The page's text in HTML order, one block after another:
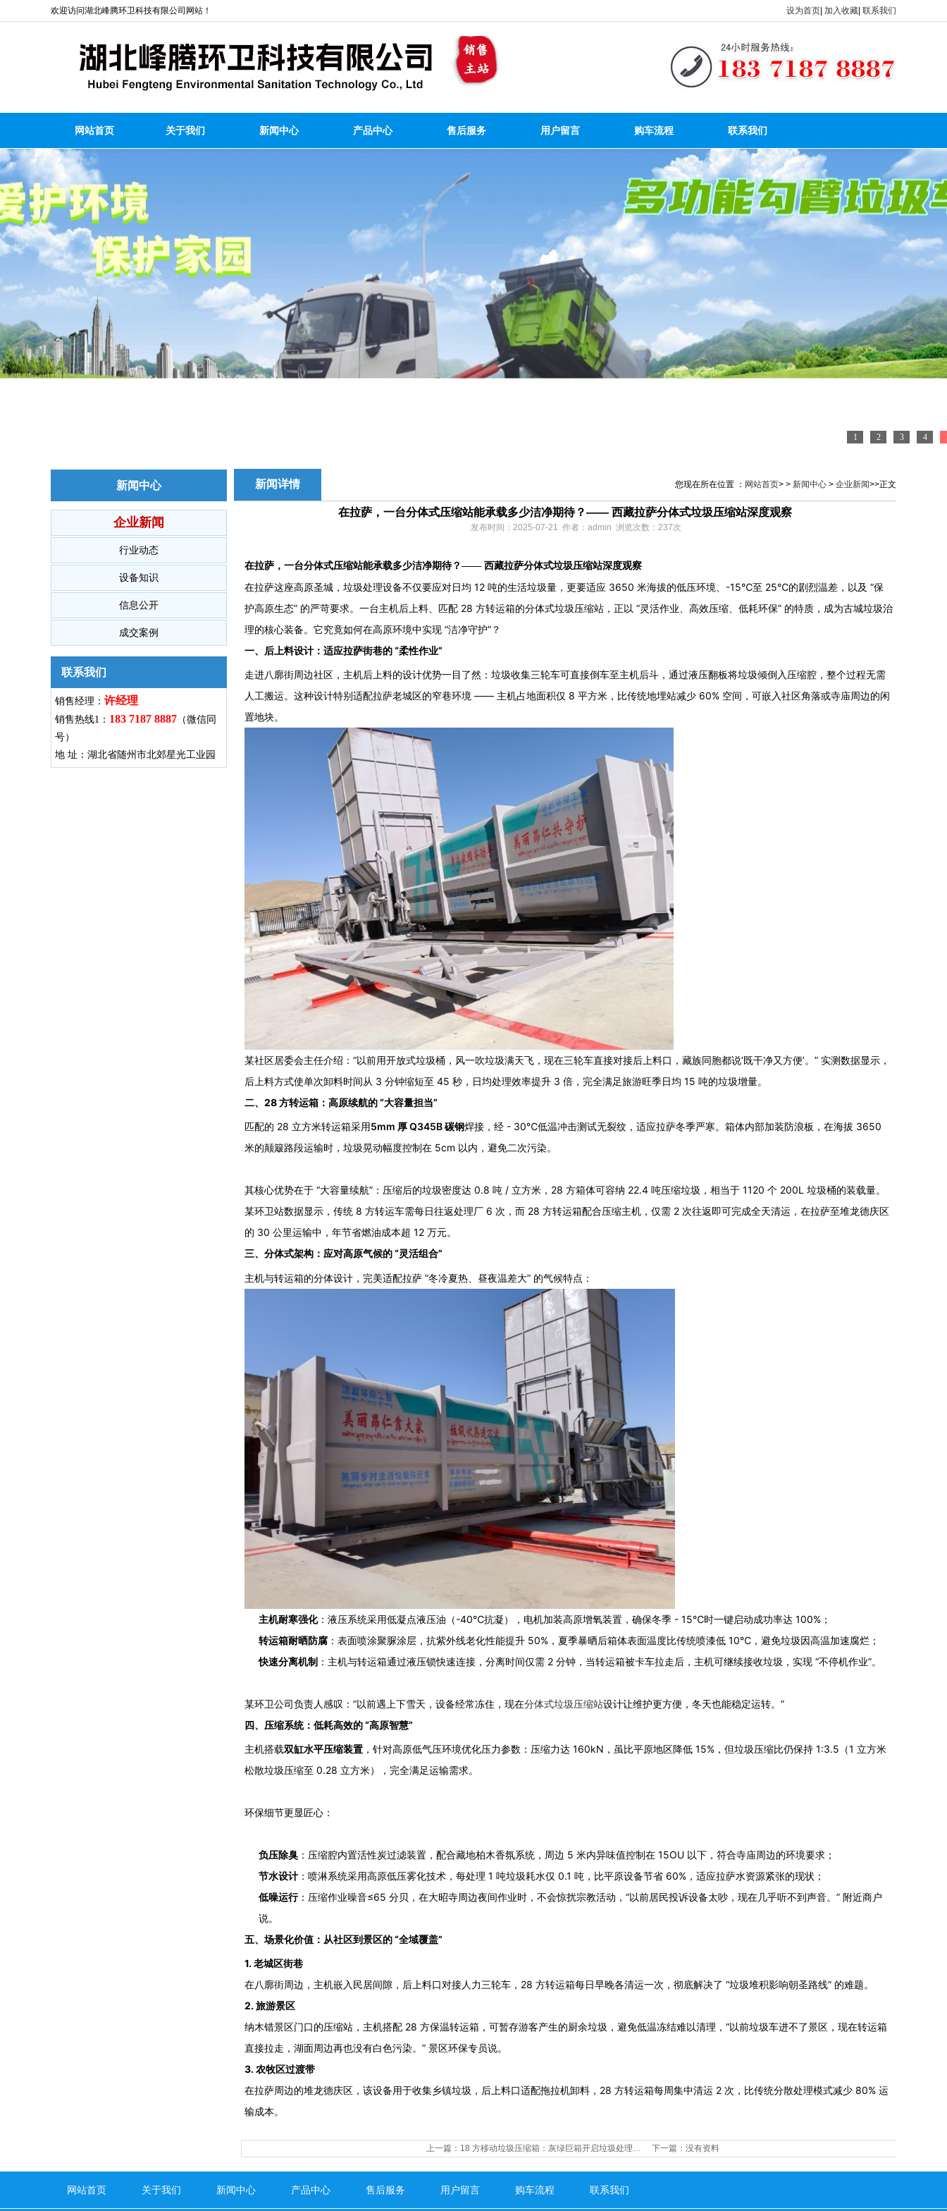
欢迎访问湖北峰腾环卫科技有限公司网站！ 设为首页 加入收藏 联系我们
网站首页 关于我们 新闻中心 产品中心 售后服务 用户留言 购车流程 联系我们
4
3
2
1
新闻中心
企业新闻
行业动态
设备知识
信息公开
成交案例
联系我们
销售经理： 许经理
销售热线1： 183 7187 8887 （微信同
号）
地 址：湖北省随州市北郊星光工业园
新闻详情 您现在所在位置 ： 网站首页> > 新闻中心 > 企业新闻>>正文
在拉萨，一台分体式压缩站能承载多少洁净期待？—— 西藏拉萨分体式垃圾压缩站深度观察
发布时间：2025-07-21 作者：admin 浏览次数： 237次
在拉萨，一台分体式压缩站能承载多少洁净期待？—— 西藏拉萨分体式垃圾压缩站深度观察
在拉萨这座高原圣城，垃圾处理设备不仅要应对日均 12 吨的生活垃圾量，更要适应 3650 米海拔的低压环境、-15℃至 25℃的剧烈温差，以及 “保
护高原生态” 的严苛要求。一台主机后上料、匹配 28 方转运箱的分体式垃圾压缩站，正以 “灵活作业、高效压缩、低耗环保” 的特质，成为古城垃圾治
理的核心装备。它究竟如何在高原环境中实现 “洁净守护”？
一、后上料设计：适应拉萨街巷的 “柔性作业”
走进八廓街周边社区，主机后上料的设计优势一目了然：垃圾收集三轮车可直接倒车至主机后斗，通过液压翻板将垃圾倾倒入压缩腔，整个过程无需
人工搬运。这种设计特别适配拉萨老城区的窄巷环境 —— 主机占地面积仅 8 平方米，比传统地埋站减少 60% 空间，可嵌入社区角落或寺庙周边的闲
置地块。
某社区居委会主任介绍：“以前用开放式垃圾桶，风一吹垃圾满天飞，现在三轮车直接对接后上料口，藏族同胞都说‘既干净又方便’。” 实测数据显示，
后上料方式使单次卸料时间从 3 分钟缩短至 45 秒，日均处理效率提升 3 倍，完全满足旅游旺季日均 15 吨的垃圾增量。
二、28 方转运箱：高原续航的 “大容量担当”
匹配的 28 立方米转运箱采用5mm 厚 Q345B 碳钢焊接，经 - 30℃低温冲击测试无裂纹，适应拉萨冬季严寒。箱体内部加装防浪板，在海拔 3650
米的颠簸路段运输时，垃圾晃动幅度控制在 5cm 以内，避免二次污染。
其核心优势在于 “大容量续航”：压缩后的垃圾密度达 0.8 吨 / 立方米，28 方箱体可容纳 22.4 吨压缩垃圾，相当于 1120 个 200L 垃圾桶的装载量。
某环卫站数据显示，传统 8 方转运车需每日往返处理厂 6 次，而 28 方转运箱配合压缩主机，仅需 2 次往返即可完成全天清运，在拉萨至堆龙德庆区
的 30 公里运输中，年节省燃油成本超 12 万元。
三、分体式架构：应对高原气候的 “灵活组合”
主机与转运箱的分体设计，完美适配拉萨 “冬冷夏热、昼夜温差大” 的气候特点：
主机耐寒强化：液压系统采用低凝点液压油（-40℃抗凝），电机加装高原增氧装置，确保冬季 - 15℃时一键启动成功率达 100%；
转运箱耐晒防腐 ：表面喷涂聚脲涂层，抗紫外线老化性能提升 50%，夏季暴晒后箱体表面温度比传统喷漆低 10℃，避免垃圾因高温加速腐烂；
快速分离机制 ：主机与转运箱通过液压锁快速连接，分离时间仅需 2 分钟，当转运箱被卡车拉走后，主机可继续接收垃圾，实现 “不停机作业”。
某环卫公司负责人感叹：“以前遇上下雪天，设备经常冻住，现在分体式垃圾压缩站设计让维护更方便，冬天也能稳定运转。”
四、压缩系统：低耗高效的 “高原智慧”
主机搭载双缸水平压缩装置 ，针对高原低气压环境优化压力参数：压缩力达 160kN，虽比平原地区降低 15%，但垃圾压缩比仍保持 1:3.5（1 立方米
松散垃圾压缩至 0.28 立方米），完全满足运输需求。
环保细节更显匠心：
负压除臭 ：压缩腔内置活性炭过滤装置，配合藏地柏木香氛系统，周边 5 米内异味值控制在 15OU 以下，符合寺庙周边的环境要求；
节水设计 ：喷淋系统采用高原低压雾化技术，每处理 1 吨垃圾耗水仅 0.1 吨，比平原设备节省 60%，适应拉萨水资源紧张的现状；
低噪运行：压缩作业噪音≤65 分贝，在大昭寺周边夜间作业时，不会惊扰宗教活动，“以前居民投诉设备太吵，现在几乎听不到声音。” 附近商户
说。
五、场景化价值：从社区到景区的 “全域覆盖”
1. 老城区街巷
在八廓街周边，主机嵌入民居间隙，后上料口对接人力三轮车，28 方转运箱每日早晚各清运一次，彻底解决了 “垃圾堆积影响朝圣路线” 的难题。
2. 旅游景区
纳木错景区门口的压缩站，主机搭配 28 方保温转运箱，可暂存游客产生的厨余垃圾，避免低温冻结难以清理，“以前垃圾车进不了景区，现在转运箱
直接拉走，湖面周边再也没有白色污染。” 景区环保专员说。
3. 农牧区过渡带
在拉萨周边的堆龙德庆区，该设备用于收集乡镇垃圾，后上料口适配拖拉机卸料，28 方转运箱每周集中清运 2 次，比传统分散处理模式减少 80% 运
输成本。
上一篇： 18 方移动垃圾压缩箱：灰绿巨箱开启垃圾处理… 下一篇：没有资料
网站首页 关于我们 新闻中心 产品中心 售后服务 用户留言 购车流程 联系我们